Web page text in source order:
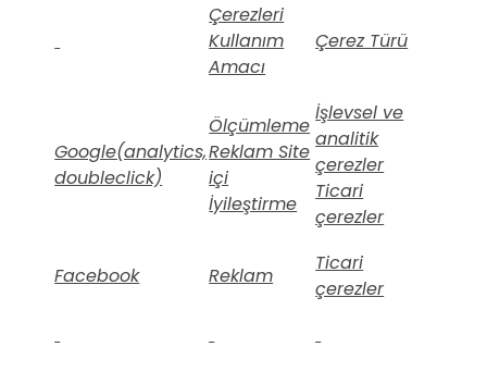
Çerezleri
Kullanım
Amacı
Çerez Türü
Google(analytics,
doubleclick)
Ölçümleme
Reklam Site
içi
İyileştirme
İşlevsel ve
analitik
çerezler
Ticari
çerezler
Facebook Reklam
Ticari
çerezler